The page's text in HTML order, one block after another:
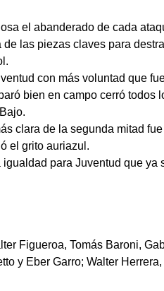
el abanderado de cada
las piezas claves para
con más voluntad que
bien en campo cerró todos
clara de la segunda mitad
el grito auriazul.
para Juventud que ya
Figueroa, Tomás Baroni,
y Eber Garro; Walter